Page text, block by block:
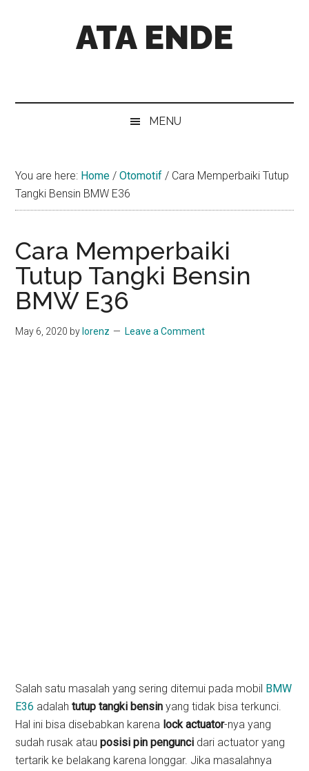
ATA ENDE
MENU
You are here: Home / Otomotif / Cara Memperbaiki Tutup
Tangki Bensin BMW E36
Cara Memperbaiki
Tutup Tangki Bensin
BMW E36
May 6, 2020 by lorenz Leave a Comment
Salah satu masalah yang sering ditemui pada mobil BMW
E36 adalahtutup tangki bensin yang tidak bisa terkunci.
Hal ini bisa disebabkan karena lock actuator-nya yang
sudah rusak atau posisi pin pengunci dari actuator yang
tertarik ke belakang karena longgar. Jika masalahnya